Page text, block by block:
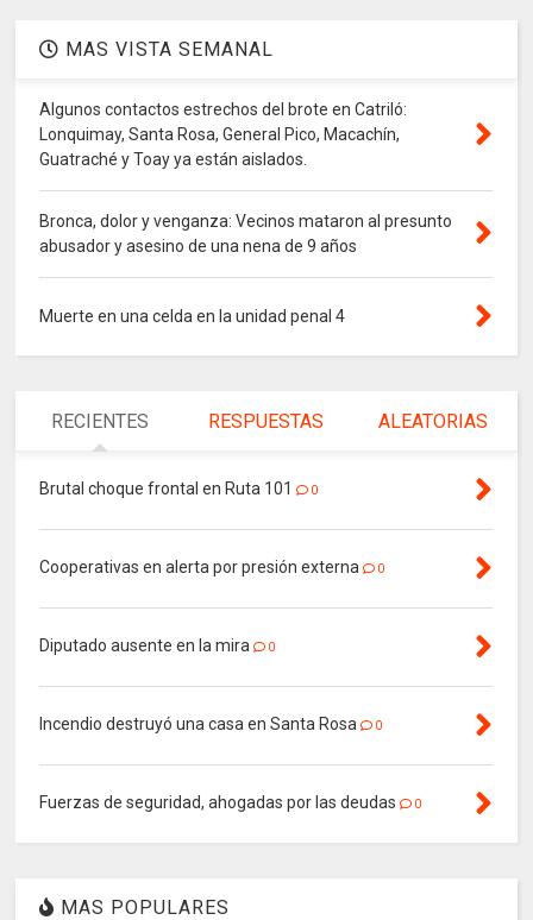
MAS VISTA SEMANAL
Algunos contactos estrechos del brote en Catriló:
Lonquimay, Santa Rosa, General Pico, Macachín,
Guatraché y Toay ya están aislados.
Bronca, dolor y venganza: Vecinos mataron al presunto
abusador y asesino de una nena de 9 años
Muerte en una celda en la unidad penal 4
RECIENTES RESPUESTAS ALEATORIAS
Brutal choque frontal en Ruta 101 0
Cooperativas en alerta por presión externa 0
Diputado ausente en la mira 0
Incendio destruyó una casa en Santa Rosa 0
Fuerzas de seguridad, ahogadas por las deudas 0
MAS POPULARES